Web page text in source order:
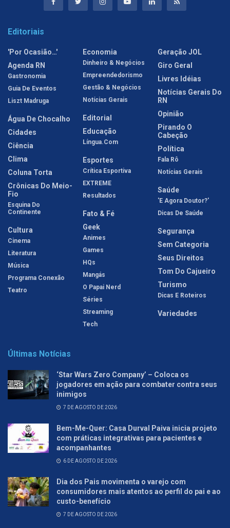
Editoriais
'Por Ocasião…'
Agenda RN
Gastronomia
Guia De Eventos
Liszt Madruga
Água De Chocalho
Cidades
Ciência
Clima
Coluna Torta
Crônicas Do Meio-
Fio
Esquina Do
Continente
Cultura
Cinema
Literatura
Música
Programa Conexão
Teatro
Economia
Dinheiro & Negócios
Empreendedorismo
Gestão & Negócios
Notícias Gerais
Editorial
Educação
Língua.com
Esportes
Crítica Esportiva
EXTREME
Resultados
Fato & Fé
Geek
Animes
Games
HQs
Mangás
O Papai Nerd
Séries
Streaming
Tech
Geração JOL
Giro Geral
Livres Idéias
Notícias Gerais Do
RN
Opinião
Pirando O
Cabeção
Política
Fala Rô
Notícias Gerais
Saúde
'E Agora Doutor?'
Dicas De Saúde
Segurança
Sem Categoria
Seus Direitos
Tom Do Cajueiro
Turismo
Dicas E Roteiros
Variedades
Últimas Notícias
‘Star Wars Zero Company’ – Coloca os
jogadores em ação para combater contra seus
inimigos
7 DE AGOSTO DE 2026
Bem-Me-Quer: Casa Durval Paiva inicia projeto
com práticas integrativas para pacientes e
acompanhantes
6 DE AGOSTO DE 2026
Dia dos Pais movimenta o varejo com
consumidores mais atentos ao perfil do pai e ao
custo-benefício
7 DE AGOSTO DE 2026